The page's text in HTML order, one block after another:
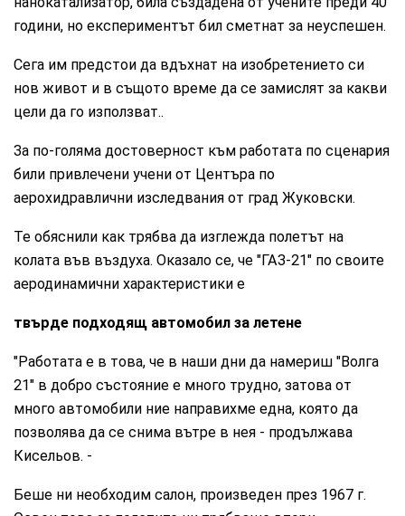
години, но експериментът бил сметнат за неуспешен.
Сега им предстои да вдъхнат на изобретението си
нов живот и в същото време да се замислят за какви
цели да го използват..
За по-голяма достоверност към работата по сценария
били привлечени учени от Центъра по
аерохидравлични изследвания от град Жуковски.
Те обяснили как трябва да изглежда полетът на
колата във въздуха. Оказало се, че "ГАЗ-21" по своите
аеродинамични характеристики е
твърде подходящ автомобил за летене
"Работата е в това, че в наши дни да намериш "Волга
21" в добро състояние е много трудно, затова от
много автомобили ние направихме една, която да
позволява да се снима вътре в нея - продължава
Кисельов. -
Беше ни необходим салон, произведен през 1967 г.